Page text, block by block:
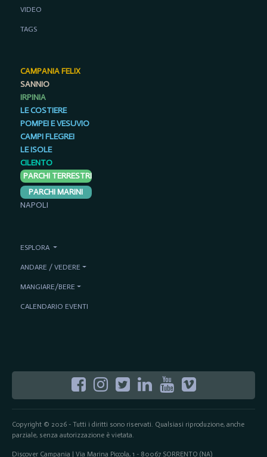
Copyright © 2026 - Tutti i diritti sono riservati. Qualsiasi riproduzione, anche
parziale, senza autorizzazione è vietata.
Discover Campania | Via Marina Piccola, 1 - 80067 SORRENTO (NA)
VIDEO
TAGS
CAMPANIA FELIX
SANNIO
IRPINIA
LE COSTIERE
POMPEI E VESUVIO
CAMPI FLEGREI
LE ISOLE
CILENTO
PARCHI TERRESTRI
PARCHI MARINI
NAPOLI
ESPLORA
ANDARE / VEDERE
MANGIARE/BERE
CALENDARIO EVENTI